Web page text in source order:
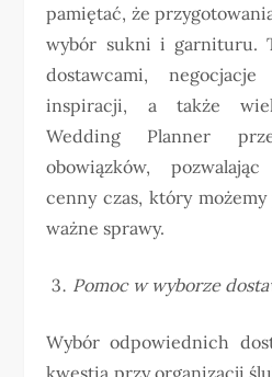
pamiętać, że
wybór sukni i garnituru.
dostawcami,
inspiracji, a także
Wedding Planner
obowiązków,
cenny czas, który
ważne sprawy.
Pomoc w wyborze
Wybór odpowiednich
kwestia przy organizacji